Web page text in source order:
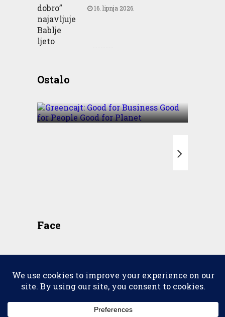
16. lipnja 2026.
OstaloBusiness Good for People
Face